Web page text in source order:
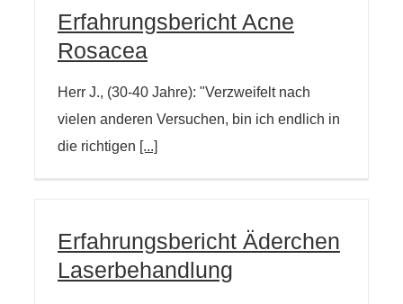
Erfahrungsbericht Acne
Rosacea
Herr J., (30-40 Jahre): "Verzweifelt nach
vielen anderen Versuchen, bin ich endlich in
die richtigen [...]
Erfahrungsbericht Äderchen
Laserbehandlung